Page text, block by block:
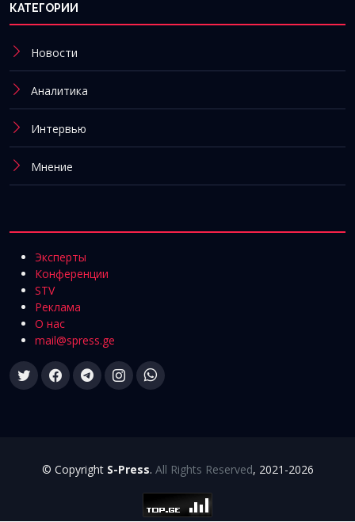
КАТЕГОРИИ
Новости
Аналитика
Интервью
Мнение
Эксперты
Конференции
STV
Реклама
О нас
mail@spress.ge
© Copyright S-Press. All Rights Reserved, 2021-2026